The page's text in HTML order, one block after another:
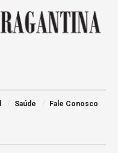
Saúde Fale Conosco